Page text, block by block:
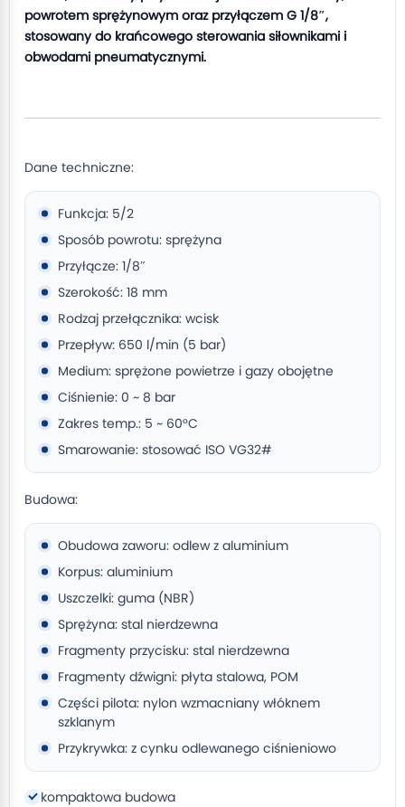
powrotem sprężynowym oraz przyłączem G 1/8″,
stosowany do krańcowego sterowania siłownikami i
obwodami pneumatycznymi.
Dane techniczne:
Funkcja: 5/2
Sposób powrotu: sprężyna
Przyłącze: 1/8″
Szerokość: 18 mm
Rodzaj przełącznika: wcisk
Przepływ: 650 l/min (5 bar)
Medium: sprężone powietrze i gazy obojętne
Ciśnienie: 0 ~ 8 bar
Zakres temp.: 5 ~ 60°C
Smarowanie: stosować ISO VG32#
Budowa:
Obudowa zaworu: odlew z aluminium
Korpus: aluminium
Uszczelki: guma (NBR)
Sprężyna: stal nierdzewna
Fragmenty przycisku: stal nierdzewna
Fragmenty dźwigni: płyta stalowa, POM
Części pilota: nylon wzmacniany włóknem
szklanym
Przykrywka: z cynku odlewanego ciśnieniowo
kompaktowa budowa